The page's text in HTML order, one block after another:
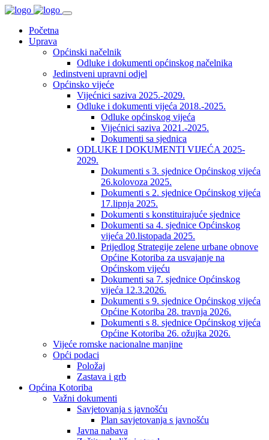
Početna
Uprava
Općinski načelnik
Odluke i dokumenti općinskog načelnika
Jedinstveni upravni odjel
Općinsko vijeće
Vijećnici saziva 2025.-2029.
Odluke i dokumenti vijeća 2018.-2025.
Odluke općinskog vijeća
Vijećnici saziva 2021.-2025.
Dokumenti sa sjednica
ODLUKE I DOKUMENTI VIJEĆA 2025-
2029.
Dokumenti s 3. sjednice Općinskog vijeća
26.kolovoza 2025.
Dokumenti s 2. sjednice Općinskog vijeća
17.lipnja 2025.
Dokumenti s konstituirajuće sjednice
Dokumenti sa 4. sjednice Općinskog
vijeća 20.listopada 2025.
Prijedlog Strategije zelene urbane obnove
Općine Kotoriba za usvajanje na
Općinskom vijeću
Dokumenti sa 7. sjednice Općinskog
vijeća 12.3.2026.
Dokumenti s 9. sjednice Općinskog vijeća
Općine Kotoriba 28. travnja 2026.
Dokumenti s 8. sjednice Općinskog vijeća
Općine Kotoriba 26. ožujka 2026.
Vijeće romske nacionalne manjine
Opći podaci
Položaj
Zastava i grb
Općina Kotoriba
Važni dokumenti
Savjetovanja s javnošću
Plan savjetovanja s javnošću
Javna nabava